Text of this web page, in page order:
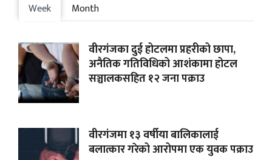
Week Month
वीरगंजका दुई होटलमा प्रहरीको छापा,
अनैतिक गतिविधिको आशंकामा होटल
सञ्चालकसहित १२ जना पक्राउ
वीरगंजमा १३ वर्षीया बालिकालाई
बलात्कार गरेको आरोपमा एक युवक पक्राउ